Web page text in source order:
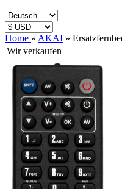
Home » AKAI »
Wir verkaufen